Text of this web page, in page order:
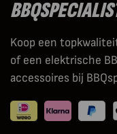
Koop een
of een elektrische
accessoires bij